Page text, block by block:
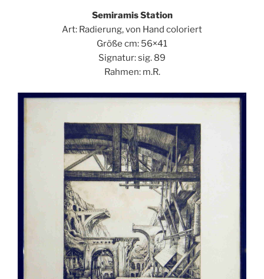
Semiramis Station
Art: Radierung, von Hand coloriert
Größe cm: 56×41
Signatur: sig. 89
Rahmen: m.R.